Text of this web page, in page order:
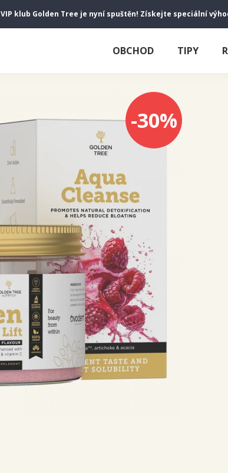
VIP klub Golden Tree je nyní spuštěn! Získejte speciální
OBCHOD TIPY
-30%